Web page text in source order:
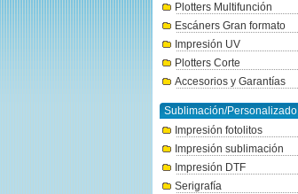
Plotters Multifunción
Escáners Gran formato
Impresión UV
Plotters Corte
Accesorios y Garantías
Sublimación/Personalizado
Impresión fotolitos
Impresión sublimación
Impresión DTF
Serigrafía